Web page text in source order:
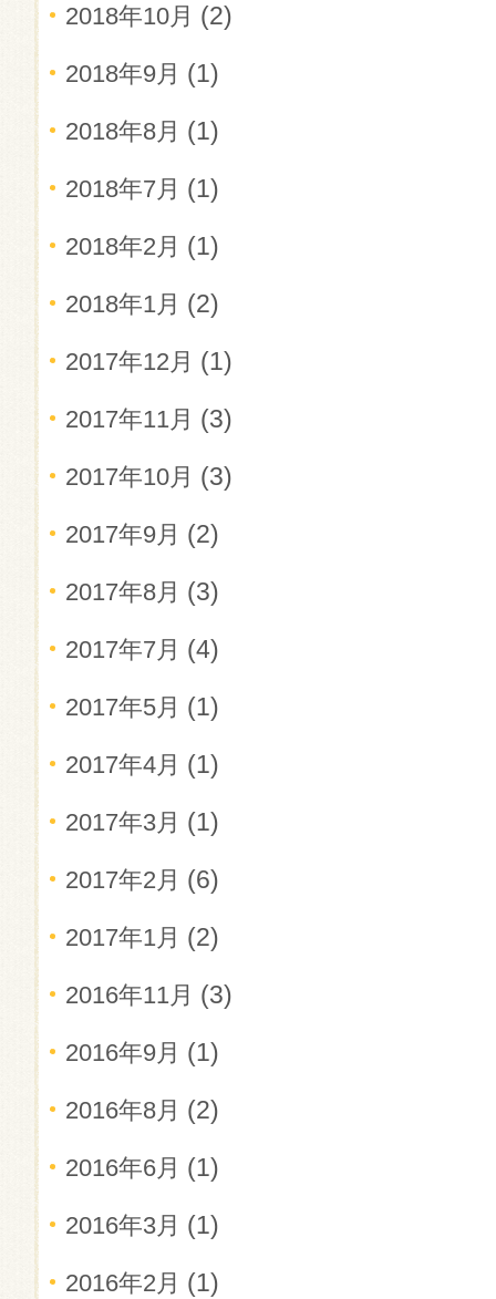
2018年10月 (2)
2018年9月 (1)
2018年8月 (1)
2018年7月 (1)
2018年2月 (1)
2018年1月 (2)
2017年12月 (1)
2017年11月 (3)
2017年10月 (3)
2017年9月 (2)
2017年8月 (3)
2017年7月 (4)
2017年5月 (1)
2017年4月 (1)
2017年3月 (1)
2017年2月 (6)
2017年1月 (2)
2016年11月 (3)
2016年9月 (1)
2016年8月 (2)
2016年6月 (1)
2016年3月 (1)
2016年2月 (1)